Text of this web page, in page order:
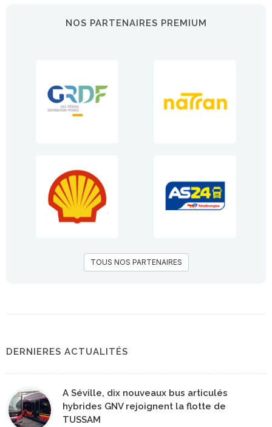
NOS PARTENAIRES PREMIUM
TOUS NOS PARTENAIRES
DERNIERES ACTUALITÉS
A Séville, dix nouveaux bus articulés
hybrides GNV rejoignent la flotte de
TUSSAM